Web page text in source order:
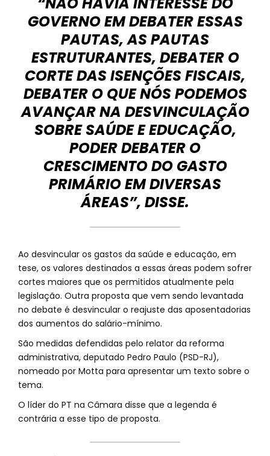
GOVERNO EM DEBATER ESSAS
PAUTAS, AS PAUTAS
ESTRUTURANTES, DEBATER O
CORTE DAS ISENÇÕES FISCAIS,
DEBATER O QUE NÓS PODEMOS
AVANÇAR NA DESVINCULAÇÃO
SOBRE SAÚDE E EDUCAÇÃO,
PODER DEBATER O
CRESCIMENTO DO GASTO
PRIMÁRIO EM DIVERSAS
ÁREAS”, DISSE.
Ao desvincular os gastos da saúde e educação, em
tese, os valores destinados a essas áreas podem sofrer
cortes maiores que os permitidos atualmente pela
legislação. Outra proposta que vem sendo levantada
no debate é desvincular o reajuste das aposentadorias
dos aumentos do salário-mínimo.
São medidas defendidas pelo relator da reforma
administrativa, deputado Pedro Paulo (PSD-RJ),
nomeado por Motta para apresentar um texto sobre o
tema.
O líder do PT na Câmara disse que a legenda é
contrária a esse tipo de proposta.